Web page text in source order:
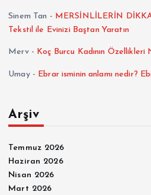
Sinem Tan - MERSİNLİLERİN
Tekstil ile Evinizi Baştan Yaratın
Merv- Koç Burcu Kadının Özellikleri
Umay- Ebrar isminin anlamı nedir?
Arşiv
Temmuz 2026
Haziran 2026
Nisan 2026
Mart 2026